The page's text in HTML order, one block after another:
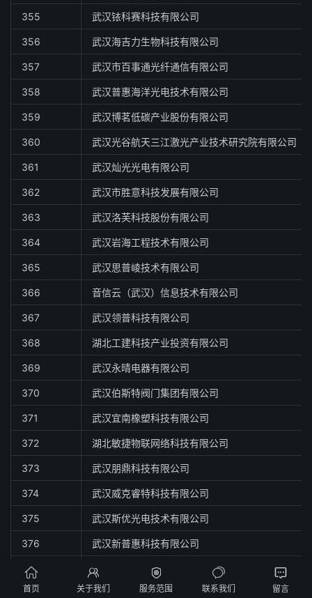
355 武汉铱科赛科技有限公司
356 武汉海吉力生物科技有限公司
357 武汉市百事通光纤通信有限公司
358 武汉普惠海洋光电技术有限公司
359 武汉博茗低碳产业股份有限公司
360 武汉光谷航天三江激光产业技术研究院有限公司
361 武汉灿光光电有限公司
362 武汉市胜意科技发展有限公司
363 武汉洛芙科技股份有限公司
364 武汉岩海工程技术有限公司
365 武汉思普崚技术有限公司
366 音信云（武汉）信息技术有限公司
367 武汉领普科技有限公司
368 湖北工建科技产业投资有限公司
369 武汉永晴电器有限公司
370 武汉伯斯特阀门集团有限公司
371 武汉宜南橡塑科技有限公司
372 湖北敏捷物联网络科技有限公司
373 武汉朋鼎科技有限公司
374 武汉威克睿特科技有限公司
375 武汉斯优光电技术有限公司
376 武汉新普惠科技有限公司
377 武汉必盈生物科技有限公司
378 武汉菲沙基因信息有限公司

首页

关于我们

服务范围

联系我们

留言